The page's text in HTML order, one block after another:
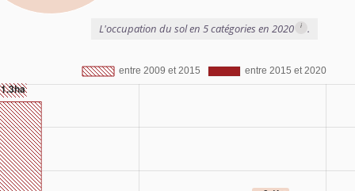
L'occupation du sol en 5 catégories en 2020 i .